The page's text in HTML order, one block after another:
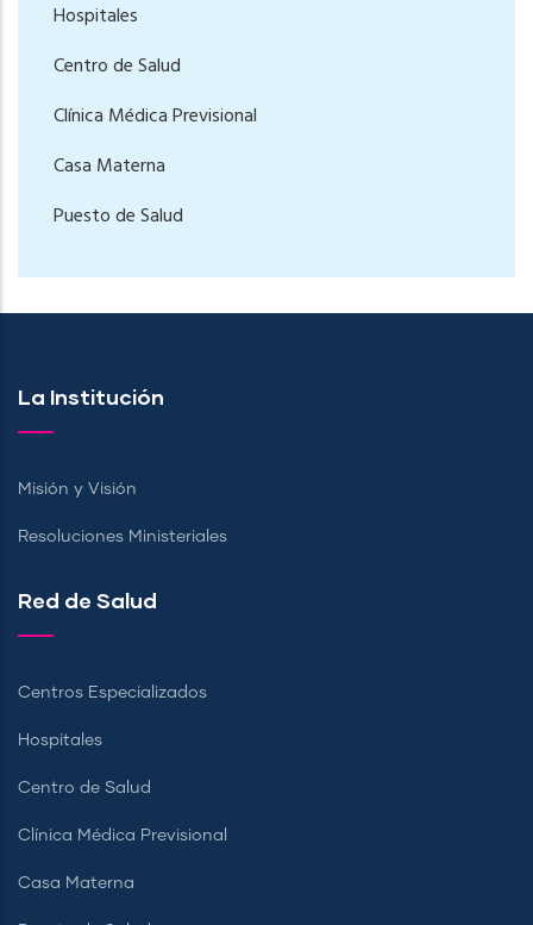
Hospitales
Centro de Salud
Clínica Médica Previsional
Casa Materna
Puesto de Salud
La Institución
Misión y Visión
Resoluciones Ministeriales
Red de Salud
Centros Especializados
Hospitales
Centro de Salud
Clínica Médica Previsional
Casa Materna